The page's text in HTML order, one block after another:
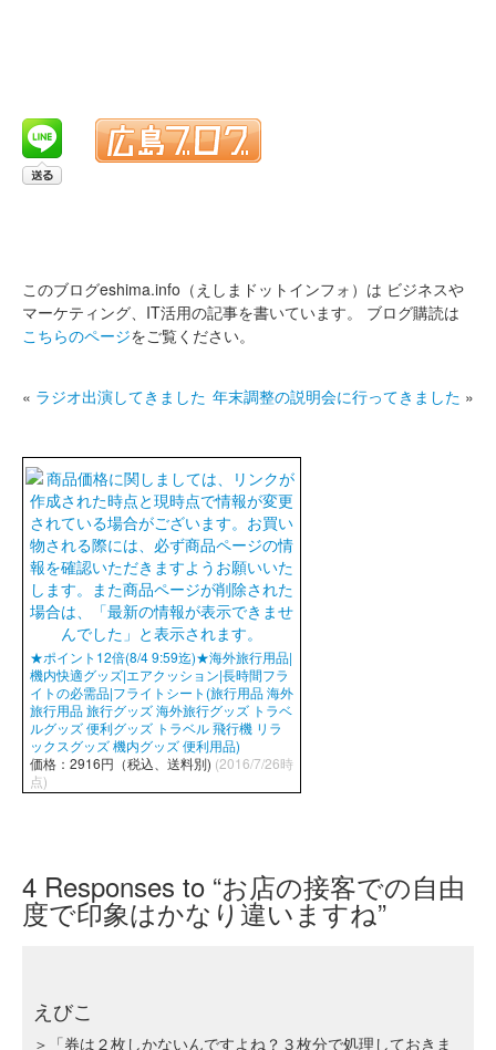
このブログeshima.info（えしまドットインフォ）は ビジネスや
マーケティング、IT活用の記事を書いています。
ブログ購読は
こちらのページをご覧ください。
« ラジオ出演してきました 年末調整の説明会に行ってきました »
★ポイント12倍(8/4 9:59迄)★海外旅行用品|
機内快適グッズ|エアクッション|長時間フラ
イトの必需品|フライトシート(旅行用品 海外
旅行用品 旅行グッズ 海外旅行グッズ トラベ
ルグッズ 便利グッズ トラベル 飛行機 リラ
ックスグッズ 機内グッズ 便利用品)
価格：2916円（税込、送料別) (2016/7/26時
点)
4 Responses to “お店の接客での自由
度で印象はかなり違いますね”
えびこ
＞「券は２枚しかないんですよね？３枚分で処理しておきま